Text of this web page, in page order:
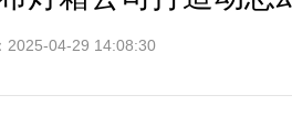
2025-04-29 14:08:30